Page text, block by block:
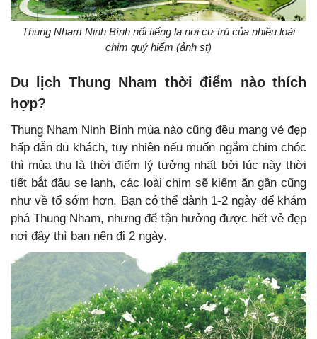
Thung Nham Ninh Bình nổi tiếng là nơi cư trú của nhiều loài
chim quý hiếm (ảnh st)
Du lịch Thung Nham thời điểm nào thích
hợp?
Thung Nham Ninh Bình mùa nào cũng đều mang vẻ đẹp
hấp dẫn du khách, tuy nhiên nếu muốn ngắm chim chóc
thì mùa thu là thời điểm lý tưởng nhất bởi lúc này thời
tiết bắt đầu se lạnh, các loài chim sẽ kiếm ăn gần cũng
như về tổ sớm hơn. Bạn có thể dành 1-2 ngày để khám
phá Thung Nham, nhưng để tận hưởng được hết vẻ đẹp
nơi đây thì bạn nên đi 2 ngày.